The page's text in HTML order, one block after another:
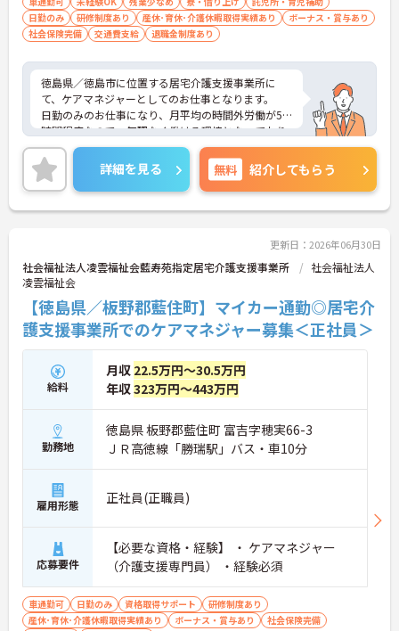
日勤のみ
研修制度あり 産休･育休･介護休暇取得実績あり
ボーナス・賞与あり
社会保険完備
交通費支給 退職金制度あり
徳島県／徳島市に位置する居宅介護支援事業所に
て、ケアマネジャーとしてのお仕事となります。
日勤のみのお仕事になり、月平均の時間外労働が5
時間程度なので、無理なく働ける環境となっており
ます！利用可能託児所や育児休業の取得実績がある
ので、お子様がいらっしゃる方でも安心してお仕事
できます♪
ご興味ある方は面接ポイントをお伝えしますので、
お気軽にお問い合わせください♪
詳細を見る 無料 紹介してもらう
更新日：2026年06月30日
社会福祉法人凌雲福祉会藍寿苑指定居宅介護支援事業所
社会福祉法人
凌雲福祉会
【徳島県／板野郡藍住町】マイカー通勤◎居宅介
護支援事業所でのケアマネジャー募集＜正社員＞
給料
月収 22.5万円～30.5万円
年収323万円～443万円
勤務地
徳島県 板野郡藍住町 富吉字穂実66-3
ＪＲ高徳線「勝瑞駅」バス・車10分
雇用形態 正社員(正職員)
応募要件
【必要な資格・経験】 ・ ケアマネジャー
（介護支援専門員） ・経験必須
車通勤可 日勤のみ 資格取得サポート
研修制度あり
産休･育休･介護休暇取得実績あり
ボーナス・賞与あり
社会保険完備